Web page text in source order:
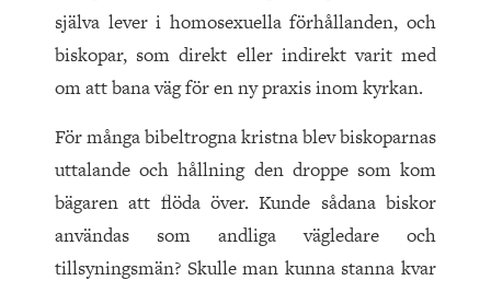
själva lever i homosexuella förhållanden, och
biskopar, som direkt eller indirekt varit med
om att bana väg för en ny praxis inom kyrkan.
För många bibeltrogna kristna blev biskoparnas
uttalande och hållning den droppe som kom
bägaren att flöda över. Kunde sådana biskor
användas som andliga vägledare och
tillsyningsmän? Skulle man kunna stanna kvar